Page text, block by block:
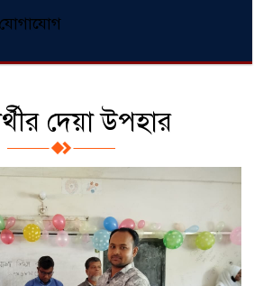
যোগাযোগ
দেয়া উপহার